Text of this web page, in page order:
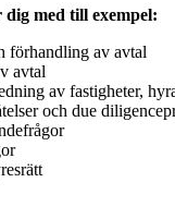
med till exempel:
förhandling av avtal
avtal
av fastigheter,
och due